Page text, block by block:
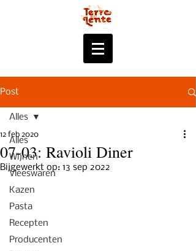
Post
Alles
Wijnen
Vleeswaren
Kazen
Pasta
Recepten
Producenten
Alles
07-03: Ravioli Diner
12 feb 2020
Bijgewerkt op: 13 sep 2022